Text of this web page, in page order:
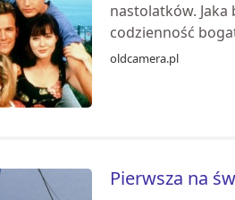
nastolatków. Jaka
codzienność
oldcamera.pl
Pierwsza na